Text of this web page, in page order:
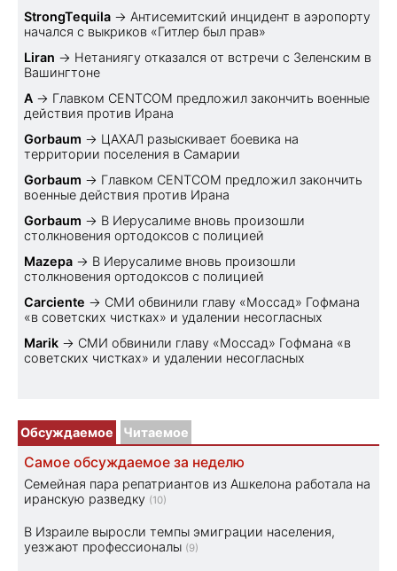
StrongTequila → Антисемитский инцидент в аэропорту
начался с выкриков «Гитлер был прав»
Liran → Нетаниягу отказался от встречи с Зеленским в
Вашингтоне
A → Главком CENTCOM предложил закончить военные
действия против Ирана
Gorbaum → ЦАХАЛ разыскивает боевика на
территории поселения в Самарии
Gorbaum → Главком CENTCOM предложил закончить
военные действия против Ирана
Gorbaum → В Иерусалиме вновь произошли
столкновения ортодоксов с полицией
Mazepa → В Иерусалиме вновь произошли
столкновения ортодоксов с полицией
Carciente → СМИ обвинили главу «Моссад» Гофмана
«в советских чистках» и удалении несогласных
Marik → СМИ обвинили главу «Моссад» Гофмана «в
советских чистках» и удалении несогласных
Обсуждаемое Читаемое
Самое обсуждаемое за неделю
Семейная пара репатриантов из Ашкелона работала на
иранскую разведку (10)
В Израиле выросли темпы эмиграции населения,
уезжают профессионалы (9)